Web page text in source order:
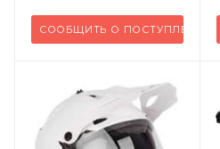
СООБЩИТЬ О ПОСТУПЛЕНИИ